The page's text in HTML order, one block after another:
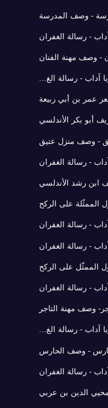
- وصف المدرسة
- رسالة الغفران
- وصف مهنة الفنان
آداب - رسالة الغ...
عمر بن أبي ربيعة
أبو بكر الأندلسي
- وصف منزل عتيق
- رسالة الغفران
ابن رشد الأندلسي
الممثّلة على الركح
- رسالة الغفران
- رسالة الغفران
الممثّل على الركح
- رسالة الغفران
وصف مهنة التاجر
آداب - رسالة الغ...
- وصف الحارس
- رسالة الغفران
الدين بن عربي